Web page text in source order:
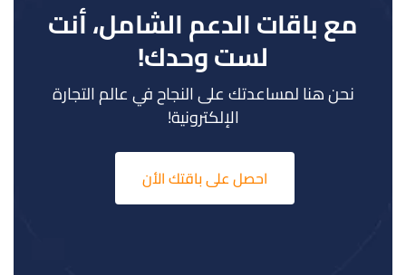
مع باقات الدعم الشامل، أنت
لست وحدك!
نحن هنا لمساعدتك على النجاح في عالم التجارة
الإلكترونية!
احصل على باقتك الأن